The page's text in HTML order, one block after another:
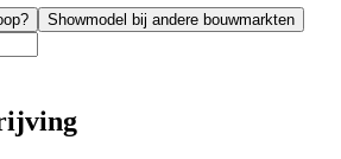
Showmodel bij andere bouwmarkten